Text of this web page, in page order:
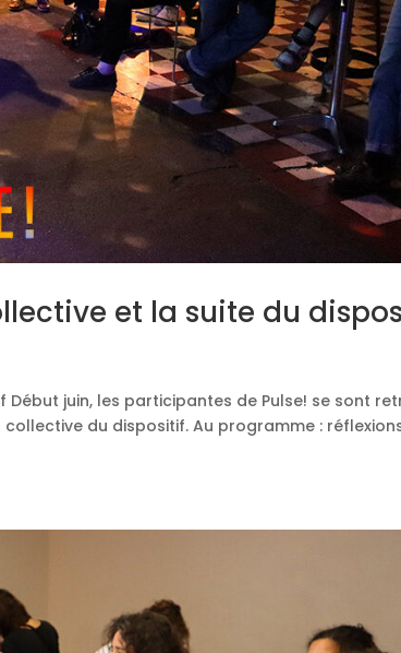
et la suite du
juin, les participantes de Pulse! se sont
du dispositif. Au programme :